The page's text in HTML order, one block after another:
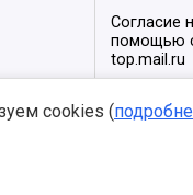
Согласие
помощью
top.mail.ru
cookies (